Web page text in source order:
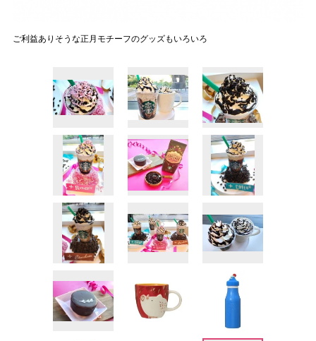
ご利益ありそうな正月モチーフのグッズもいろいろ